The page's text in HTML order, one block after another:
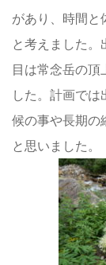
があり、時間と
と考えました
目は常念岳の頂
した。計画で
候の事や長期の
と思いました。